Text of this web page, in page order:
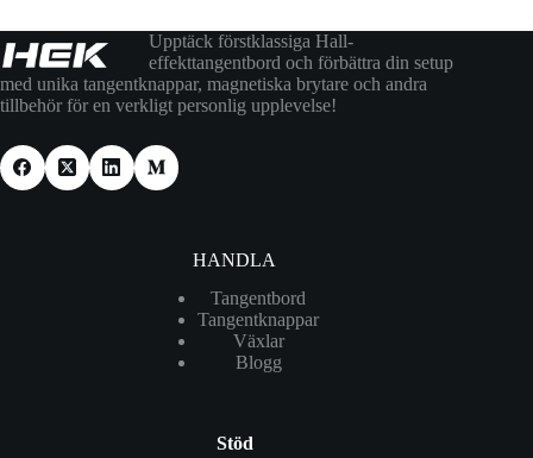
Upptäck förstklassiga Hall-
effekttangentbord och förbättra din setup
med unika tangentknappar, magnetiska brytare och andra
tillbehör för en verkligt personlig upplevelse!
HANDLA
Tangentbord
Tangentknappar
Växlar
Blogg
Stöd